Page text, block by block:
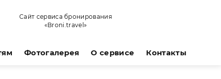
Сайт сервиса бронирования
«Broni.travel»
Фотогалерея О сервисе Контакты